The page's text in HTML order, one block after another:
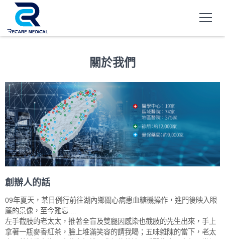
關於我們
創辦人的話
09年夏天，某日例行前往湖內鄉關心病患血糖機操作，進門後映入眼
簾的景像，至今難忘....
左手截肢的老太太，推著全盲及雙腿因感染也截肢的先生出來，手上
拿著一瓶麥香紅茶，臉上堆滿笑容的請我喝；五味雜陳的當下，老太